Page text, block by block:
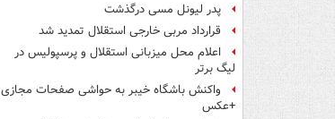
پدر لیونل مسی درگذشت
قرارداد مربی خارجی استقلال تمدید شد
اعلام محل میزبانی استقلال و پرسپولیس در
لیگ برتر
واکنش باشگاه خیبر به حواشی صفحات مجازی
+عکس